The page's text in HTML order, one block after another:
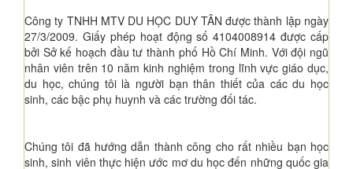
Công ty TNHH MTV DU HỌC DUY TÂN được thành lập ngày
27/3/2009. Giấy phép hoạt động số 4104008914 được cấp
bởi Sở kế hoạch đầu tư thành phố Hồ Chí Minh. Với đội ngũ
nhân viên trên 10 năm kinh nghiệm trong lĩnh vực giáo dục,
du học, chúng tôi là người bạn thân thiết của các du học
sinh, các bậc phụ huynh và các trường đối tác.
Chúng tôi đã hướng dẫn thành công cho rất nhiều bạn học
sinh, sinh viên thực hiện ước mơ du học đến những quốc gia